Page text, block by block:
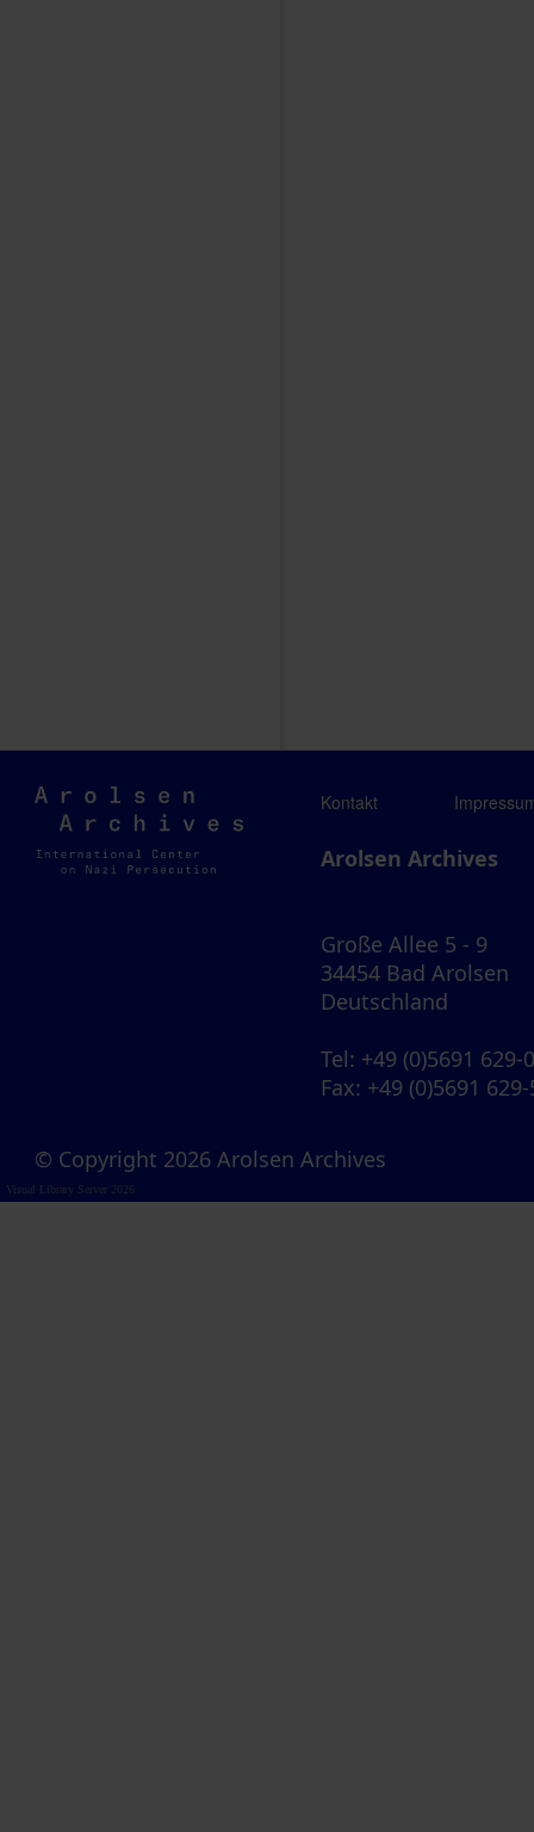
Arolsen
Archives
Kontakt
Arolsen Archives
Große Allee 5 - 9
34454 Bad Arolsen
Deutschland
Tel: +49 (0)5691 629-0
Fax: +49 (0)5691
© Copyright 2026 Arolsen Archives
Visual Library Server 2026